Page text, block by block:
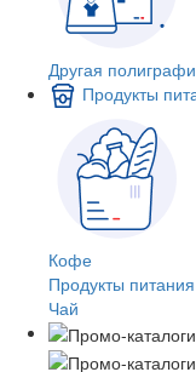
Другая
Продукты
Кофе
Продукты питания
Чай